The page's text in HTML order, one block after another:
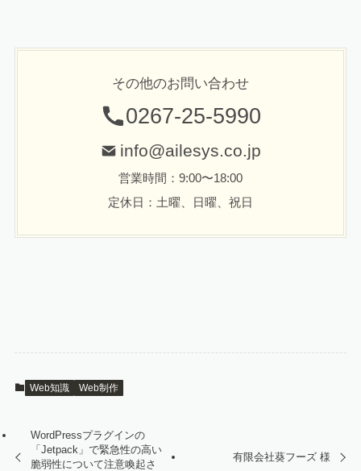
その他のお問い合わせ
0267-25-5990
info@ailesys.co.jp
営業時間：9:00〜18:00
定休日：土曜、日曜、祝日
Web知識 Web制作
WordPressプラグインの
「Jetpack」で緊急性の高い
脆弱性について注意喚起さ
有限会社葵フーズ 様